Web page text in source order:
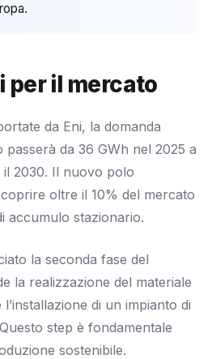
per il mercato
da Eni, la domanda
da 36 GWh nel 2025 a
2030. Il nuovo polo
oltre il 10% del mercato
accumulo stazionario.
la seconda fase del
la realizzazione del materiale
di un impianto di
step è fondamentale
sostenibile.